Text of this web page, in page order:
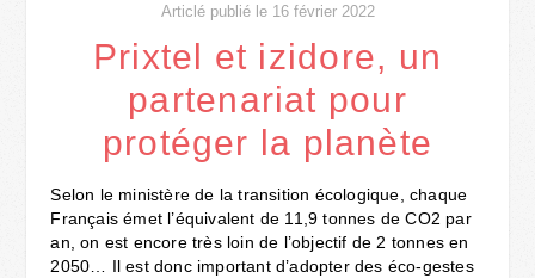
Articlé publié le 16 février 2022
Prixtel et izidore, un
partenariat pour
protéger la planète
Selon le ministère de la transition écologique, chaque
Français émet l’équivalent de 11,9 tonnes de CO2 par
an, on est encore très loin de l’objectif de 2 tonnes en
2050… Il est donc important d’adopter des éco-gestes